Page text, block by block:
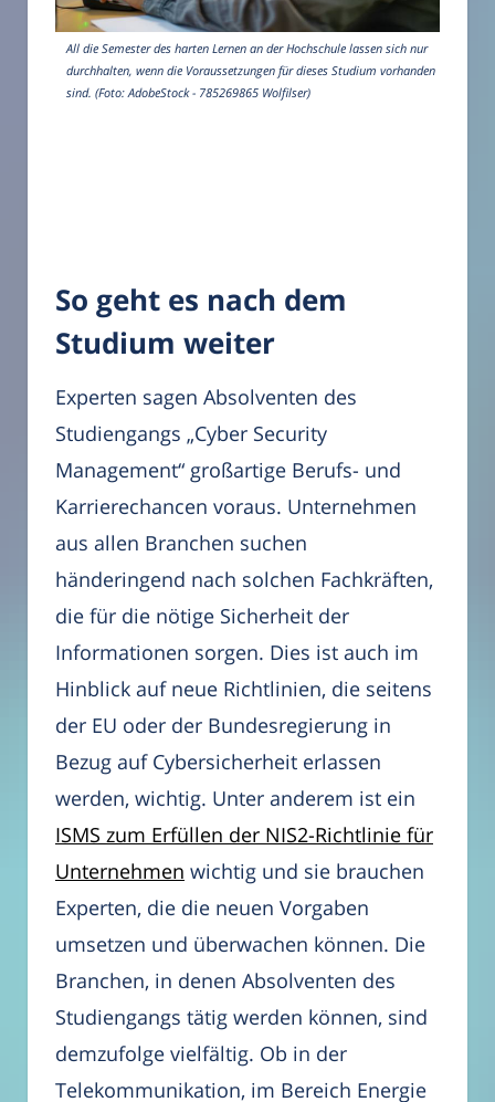
All die Semester des harten Lernen an der Hochschule lassen sich nur
durchhalten, wenn die Voraussetzungen für dieses Studium vorhanden
sind. (Foto: AdobeStock - 785269865 Wolfilser)
So geht es nach dem
Studium weiter
Experten sagen Absolventen des
Studiengangs „Cyber Security
Management“ großartige Berufs- und
Karrierechancen voraus. Unternehmen
aus allen Branchen suchen
händeringend nach solchen Fachkräften,
die für die nötige Sicherheit der
Informationen sorgen. Dies ist auch im
Hinblick auf neue Richtlinien, die seitens
der EU oder der Bundesregierung in
Bezug auf Cybersicherheit erlassen
werden, wichtig. Unter anderem ist ein
ISMS zum Erfüllen der NIS2-Richtlinie für
Unternehmen wichtig und sie brauchen
Experten, die die neuen Vorgaben
umsetzen und überwachen können. Die
Branchen, in denen Absolventen des
Studiengangs tätig werden können, sind
demzufolge vielfältig. Ob in der
Telekommunikation, im Bereich Energie